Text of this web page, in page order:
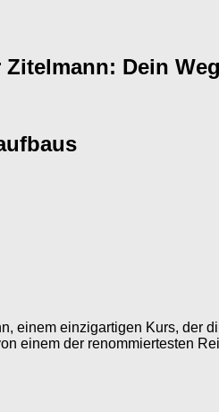
Dein
einem einzigartigen Kurs, der
einem der renommiertesten